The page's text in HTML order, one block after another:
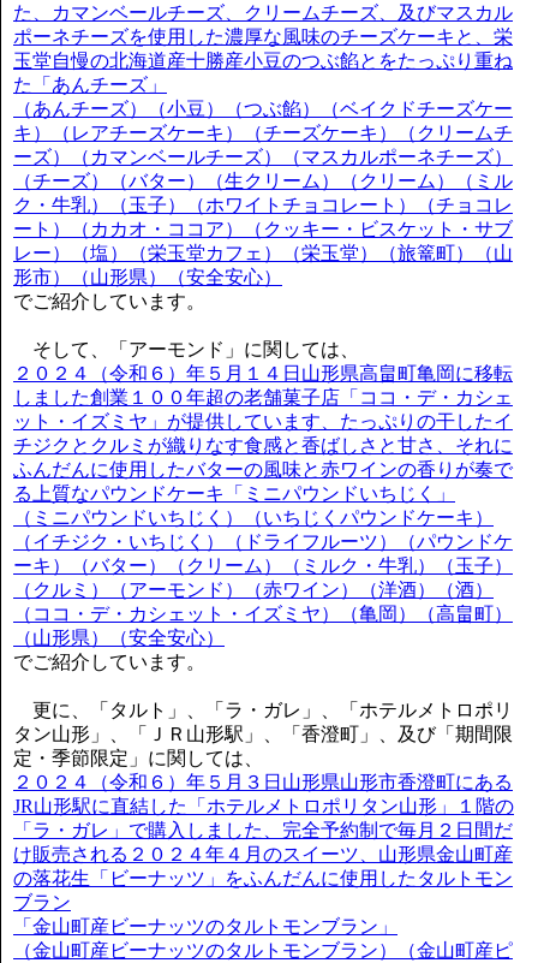
た、カマンベールチーズ、クリームチーズ、及びマスカル
ポーネチーズを使用した濃厚な風味のチーズケーキと、栄
玉堂自慢の北海道産十勝産小豆のつぶ餡とをたっぷり重ね
た「あんチーズ」
（あんチーズ）（小豆）（つぶ餡）（ベイクドチーズケー
キ）（レアチーズケーキ）（チーズケーキ）（クリームチ
ーズ）（カマンベールチーズ）（マスカルポーネチーズ）
（チーズ）（バター）（生クリーム）（クリーム）（ミル
ク・牛乳）（玉子）（ホワイトチョコレート）（チョコレ
ート）（カカオ・ココア）（クッキー・ビスケット・サブ
レー）（塩）（栄玉堂カフェ）（栄玉堂）（旅篭町）（山
形市）（山形県）（安全安心）
でご紹介しています。
そして、「アーモンド」に関しては、
２０２４（令和６）年５月１４日山形県高畠町亀岡に移転
しました創業１００年超の老舗菓子店「ココ・デ・カシェ
ット・イズミヤ」が提供しています、たっぷりの干したイ
チジクとクルミが織りなす食感と香ばしさと甘さ、それに
ふんだんに使用したバターの風味と赤ワインの香りが奏で
る上質なパウンドケーキ「ミニパウンドいちじく」
（ミニパウンドいちじく）（いちじくパウンドケーキ）
（イチジク・いちじく）（ドライフルーツ）（パウンドケ
ーキ）（バター）（クリーム）（ミルク・牛乳）（玉子）
（クルミ）（アーモンド）（赤ワイン）（洋酒）（酒）
（ココ・デ・カシェット・イズミヤ）（亀岡）（高畠町）
（山形県）（安全安心）
でご紹介しています。
更に、「タルト」、「ラ・ガレ」、「ホテルメトロポリ
タン山形」、「ＪＲ山形駅」、「香澄町」、及び「期間限
定・季節限定」に関しては、
２０２４（令和６）年５月３日山形県山形市香澄町にある
JR山形駅に直結した「ホテルメトロポリタン山形」１階の
「ラ・ガレ」で購入しました、完全予約制で毎月２日間だ
け販売される２０２４年４月のスイーツ、山形県金山町産
の落花生「ビーナッツ」をふんだんに使用したタルトモン
ブラン
「金山町産ビーナッツのタルトモンブラン」
（金山町産ビーナッツのタルトモンブラン）（金山町産ピ